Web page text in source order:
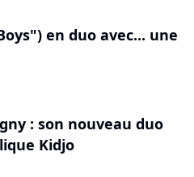
en duo avec... une
: son nouveau duo
Kidjo